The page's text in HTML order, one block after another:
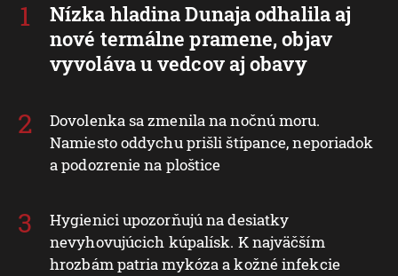
Nízka hladina Dunaja odhalila aj
nové termálne pramene, objav
vyvoláva u vedcov aj obavy
Dovolenka sa zmenila na nočnú moru.
Namiesto oddychu prišli štípance, neporiadok
a podozrenie na ploštice
Hygienici upozorňujú na desiatky
nevyhovujúcich kúpalísk. K najväčším
hrozbám patria mykóza a kožné infekcie